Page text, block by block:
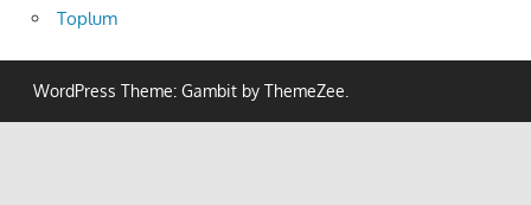
Toplum
WordPress Theme: Gambit by ThemeZee.